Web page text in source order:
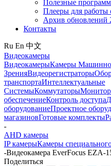
Полезные
Плееры для работы
Архив обновлений
Контакты
Ru En 中文
Видеокамеры
ВидеокамерыКамеры
ЗренияВидеорегистраторы
транспортаИнтеллектуальные
СистемыКоммутаторы
обеспечениеКонтроль доступа
оборудованиеПроектное
магазиновГотовые комплекты
-
AHD камеры
IP камерыКамеры
-Видеокамера EverFocus EZA-
Поделиться